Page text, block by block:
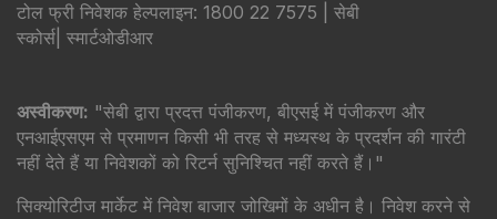
टोल फ्री निवेशक हेल्पलाइन: 1800 22 7575 | सेबी
स्कोर्स स्मार्टओडीआर
अस्वीकरण: "सेबी द्वारा प्रदत्त पंजीकरण, बीएसई में पंजीकरण और
एनआईएसएम से प्रमाणन किसी भी तरह से मध्यस्थ के प्रदर्शन की गारंटी
नहीं देते हैं या निवेशकों को रिटर्न सुनिश्चित नहीं करते हैं।"
सिक्योरिटीज मार्केट में निवेश बाजार जोखिमों के अधीन है। निवेश करने से